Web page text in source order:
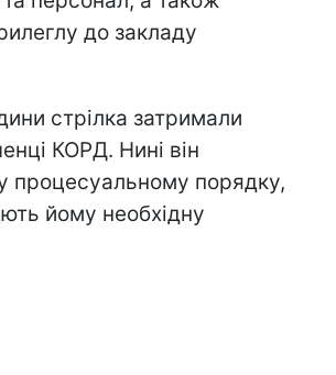
до закладу
стрілка затримали
КОРД. Нині він
процесуальному порядку,
йому необхідну